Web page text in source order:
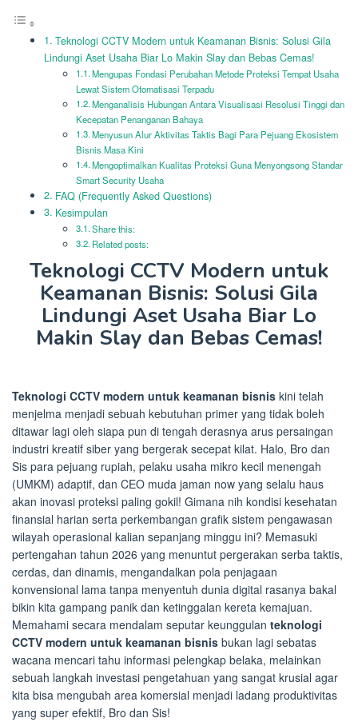
Teknologi CCTV Modern untuk Keamanan Bisnis: Solusi Gila
Lindungi Aset Usaha Biar Lo Makin Slay dan Bebas Cemas!
Mengupas Fondasi Perubahan Metode Proteksi Tempat Usaha
Lewat Sistem Otomatisasi Terpadu
Menganalisis Hubungan Antara Visualisasi Resolusi Tinggi dan
Kecepatan Penanganan Bahaya
Menyusun Alur Aktivitas Taktis Bagi Para Pejuang Ekosistem
Bisnis Masa Kini
Mengoptimalkan Kualitas Proteksi Guna Menyongsong Standar
Smart Security Usaha
FAQ (Frequently Asked Questions)
Kesimpulan
Share this:
Related posts:
Teknologi CCTV Modern untuk
Keamanan Bisnis: Solusi Gila
Lindungi Aset Usaha Biar Lo
Makin Slay dan Bebas Cemas!
Teknologi CCTV modern untuk keamanan bisnis kini telah
menjelma menjadi sebuah kebutuhan primer yang tidak boleh
ditawar lagi oleh siapa pun di tengah derasnya arus persaingan
industri kreatif siber yang bergerak secepat kilat. Halo, Bro dan
Sis para pejuang rupiah, pelaku usaha mikro kecil menengah
(UMKM) adaptif, dan CEO muda jaman now yang selalu haus
akan inovasi proteksi paling gokil! Gimana nih kondisi kesehatan
finansial harian serta perkembangan grafik sistem pengawasan
wilayah operasional kalian sepanjang minggu ini? Memasuki
pertengahan tahun 2026 yang menuntut pergerakan serba taktis,
cerdas, dan dinamis, mengandalkan pola penjagaan
konvensional lama tanpa menyentuh dunia digital rasanya bakal
bikin kita gampang panik dan ketinggalan kereta kemajuan.
Memahami secara mendalam seputar keunggulan teknologi
CCTV modern untuk keamanan bisnis bukan lagi sebatas
wacana mencari tahu informasi pelengkap belaka, melainkan
sebuah langkah investasi pengetahuan yang sangat krusial agar
kita bisa mengubah area komersial menjadi ladang produktivitas
yang super efektif, Bro dan Sis!